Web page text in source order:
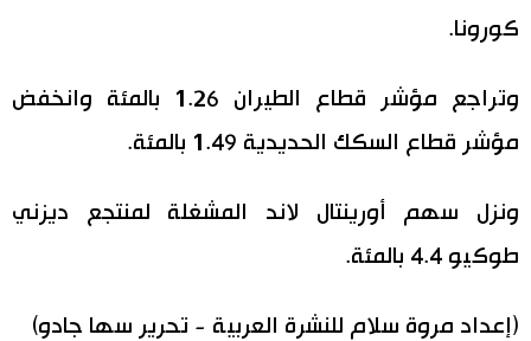
كورونا.
وتراجع مؤشر قطاع الطيران 1.26 بالمئة وانخفض
مؤشر قطاع السكك الحديدية 1.49 بالمئة.
ونزل سهم أورينتال لاند المشغلة لمنتجع ديزني
طوكيو 4.4 بالمئة.
(إعداد مروة سلام للنشرة العربية - تحرير سها جادو)